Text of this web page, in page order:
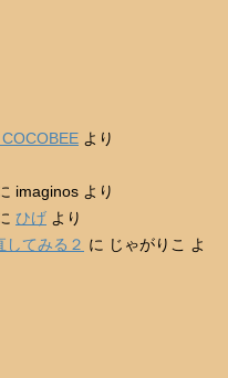
より
imaginos より
ひげ より
してみる２ に じゃがりこ よ